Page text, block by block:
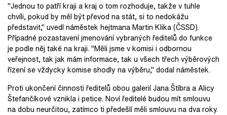
"Jednou to patří kraji a kraj o tom rozhoduje, takže v tuhle
chvíli, pokud by měl být převod na stát, si to nedokážu
představit," uvedl náměstek hejtmana Martin Klika (ČSSD).
Případné pozastavení jmenování vybraných ředitelů do funkce
je podle něj také na kraji. "Měli jsme v komisi i odbornou
veřejnost, tak jak mám informace, tak u všech třech výběrových
řízení se vždycky komise shodly na výběru," dodal náměstek.
Proti ukončení činnosti ředitelů obou galerií Jana Štíbra a Alicy
Štefančíkové vznikla i petice. Noví ředitelé budou mít smlouvu
na dobu neurčitou, zatímco ti předešlí měli smlouvu na dva roky.